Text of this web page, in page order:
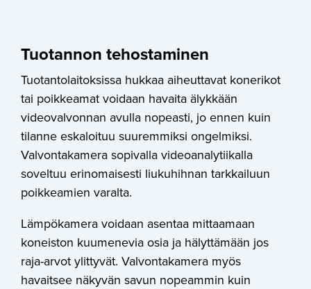
Tuotannon tehostaminen
Tuotantolaitoksissa hukkaa aiheuttavat konerikot
tai poikkeamat voidaan havaita älykkään
videovalvonnan avulla nopeasti, jo ennen kuin
tilanne eskaloituu suuremmiksi ongelmiksi.
Valvontakamera sopivalla videoanalytiikalla
soveltuu erinomaisesti liukuhihnan tarkkailuun
poikkeamien varalta.
Lämpökamera voidaan asentaa mittaamaan
koneiston kuumenevia osia ja hälyttämään jos
raja-arvot ylittyvät. Valvontakamera myös
havaitsee näkyvän savun nopeammin kuin